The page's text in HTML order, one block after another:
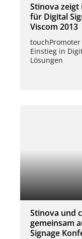
Stinova
für Digital
Viscom 2013
Einstieg in
Lösungen
Stinova und
gemeinsam
Signage